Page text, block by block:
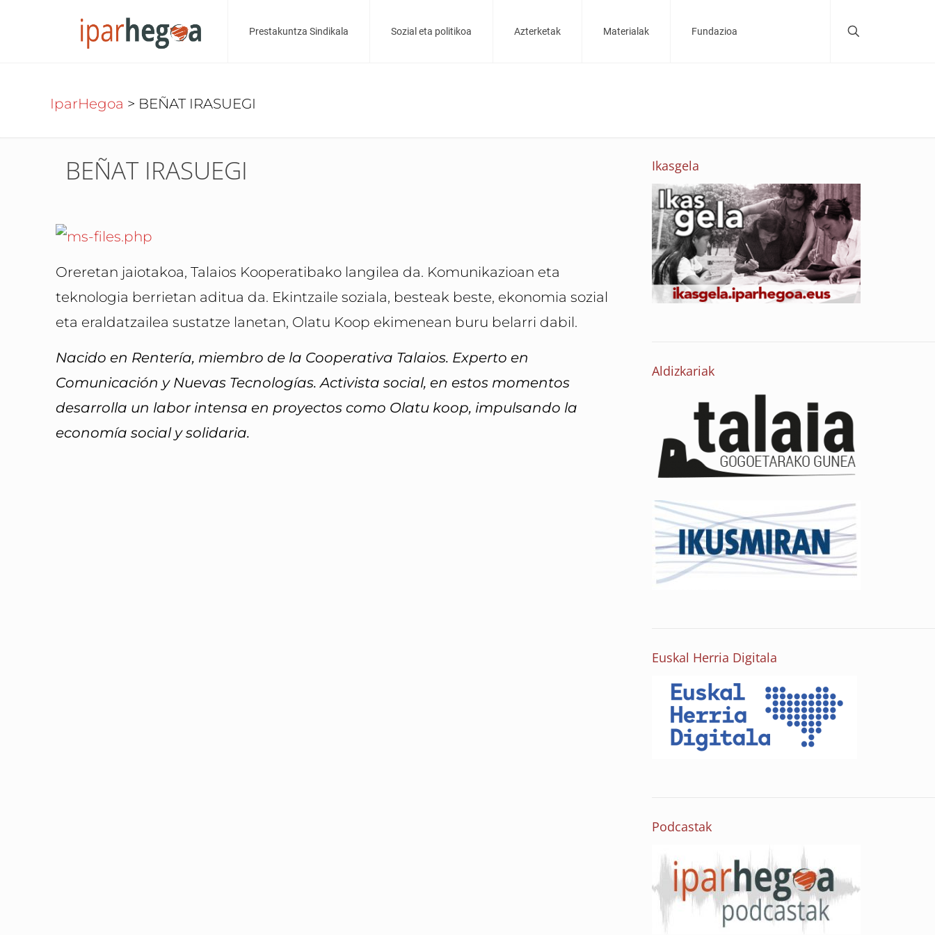
Prestakuntza Sindikala Sozial eta politikoa Azterketak Materialak Fundazioa
IparHegoa > BEÑAT IRASUEGI
BEÑAT IRASUEGI
Oreretan jaiotakoa, Talaios Kooperatibako langilea da. Komunikazioan eta
teknologia berrietan aditua da. Ekintzaile soziala, besteak beste, ekonomia sozial
eta eraldatzailea sustatze lanetan, Olatu Koop ekimenean buru belarri dabil.
Nacido en Rentería, miembro de la Cooperativa Talaios. Experto en
Comunicación y Nuevas Tecnologías. Activista social, en estos momentos
desarrolla un labor intensa en proyectos como Olatu koop, impulsando la
economía social y solidaria.
Ikasgela
Aldizkariak
Euskal Herria Digitala
Podcastak